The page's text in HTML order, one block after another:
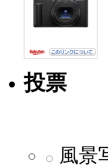
投票
風景